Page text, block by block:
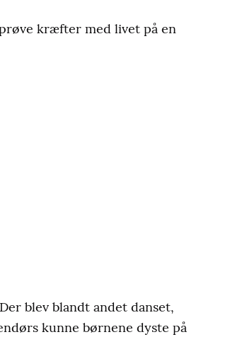
kræfter med livet på en
blev blandt andet danset,
kunne børnene dyste på